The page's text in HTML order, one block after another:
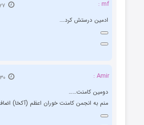
mf :
ادمین درستش کرد….
Amir :
۳۰ فروردین ۱۴۰۰
دومین کامنت……
منم به انجمن کامنت خوران اعظم (آکخا)